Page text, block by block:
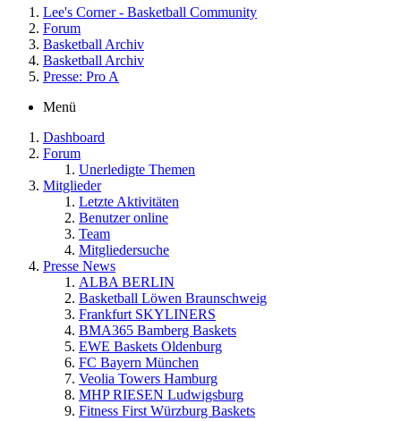
Lee's Corner - Basketball Community
Forum
Basketball Archiv
Basketball Archiv
Presse: Pro A
Menü
Dashboard
Forum
Unerledigte Themen
Mitglieder
Letzte Aktivitäten
Benutzer online
Team
Mitgliedersuche
Presse News
ALBA BERLIN
Basketball Löwen Braunschweig
Frankfurt SKYLINERS
BMA365 Bamberg Baskets
EWE Baskets Oldenburg
FC Bayern München
Veolia Towers Hamburg
MHP RIESEN Ludwigsburg
Fitness First Würzburg Baskets